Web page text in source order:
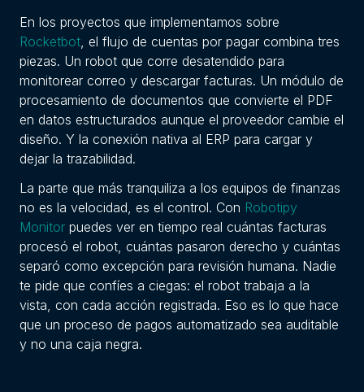
En los proyectos que implementamos sobre
Rocketbot , el flujo de cuentas por pagar combina tres
piezas. Un robot que corre desatendido para
monitorear correo y descargar facturas. Un módulo de
procesamiento de documentos que convierte el PDF
en datos estructurados aunque el proveedor cambie el
diseño. Y la conexión nativa al ERP para cargar y
dejar la trazabilidad.
La parte que más tranquiliza a los equipos de finanzas
no es la velocidad, es el control. Con Robotipy
Monitor puedes ver en tiempo real cuántas facturas
procesó el robot, cuántas pasaron derecho y cuántas
separó como excepción para revisión humana. Nadie
te pide que confíes a ciegas: el robot trabaja a la
vista, con cada acción registrada. Eso es lo que hace
que un proceso de pagos automatizado sea auditable
y no una caja negra.